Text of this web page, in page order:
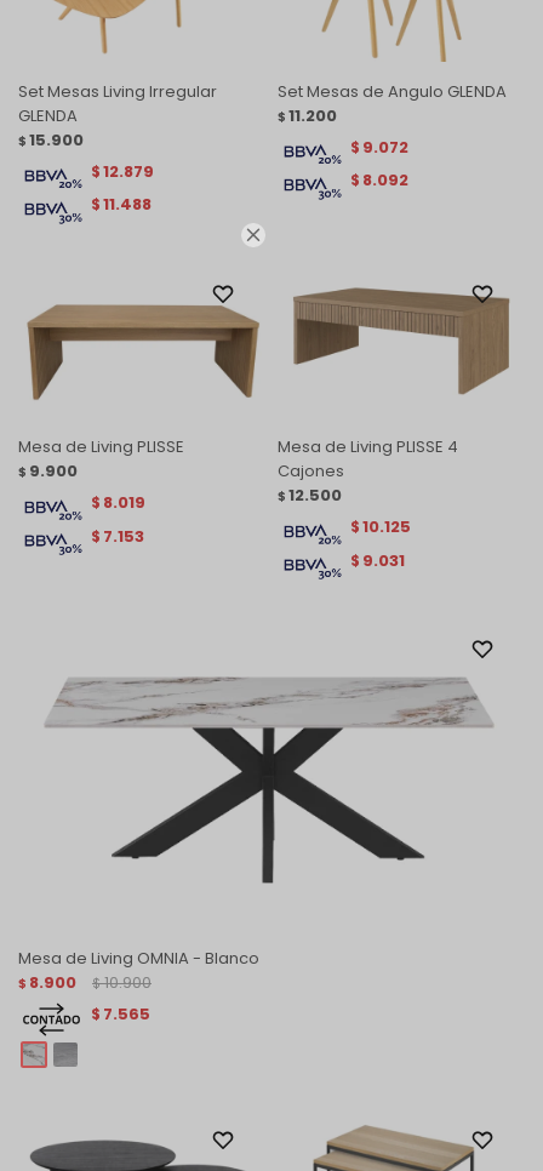

Set Mesas Living Irregular
GLENDA
$ 15.900
$11.488
$12.879
Set Mesas de Angulo GLENDA
$ 11.200
$ 8.092
$ 9.072
Mesa de Living PLISSE
$ 9.900
$ 7.153
$ 8.019
Mesa de Living PLISSE 4
Cajones
$ 12.500
$ 9.031
$10.125
Mesa de Living OMNIA - Blanco
$ 8.900 $ 10.900
$ 7.565